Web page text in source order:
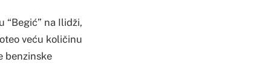
“Begić” na Ilidži,
veću količinu
benzinske